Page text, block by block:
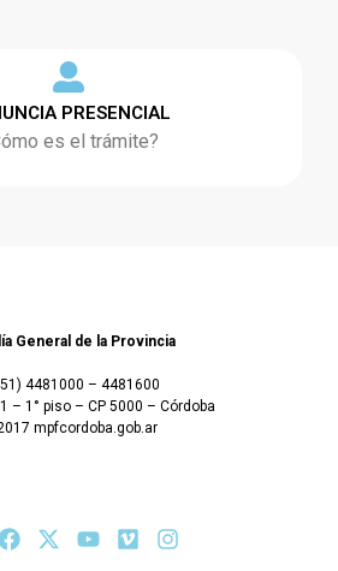
PRESENCIAL
es el trámite?
General de la Provincia
4481000 – 4481600
– 1° piso – CP 5000 – Córdoba
mpfcordoba.gob.ar